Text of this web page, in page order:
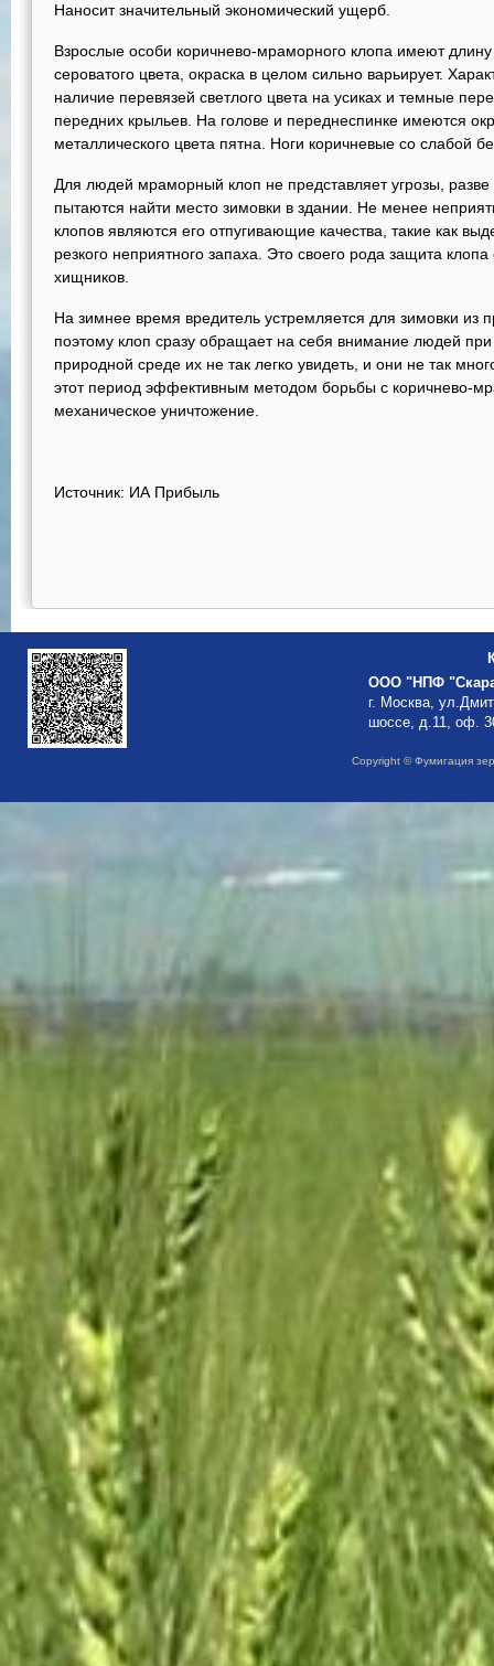
Наносит значительный экономический ущерб.
Взрослые особи коричнево-мраморного клопа имеют
сероватого цвета, окраска в целом сильно варьирует.
наличие перевязей светлого цвета на усиках и темные
передних крыльев. На голове и переднеспинке имеются
металлического цвета пятна. Ноги коричневые со слабой
Для людей мраморный клоп не представляет угрозы,
пытаются найти место зимовки в здании. Не менее
клопов являются его отпугивающие качества, такие как
резкого неприятного запаха. Это своего рода защита
хищников.
На зимнее время вредитель устремляется для зимовки из
поэтому клоп сразу обращает на себя внимание людей
природной среде их не так легко увидеть, и они не так
этот период эффективным методом борьбы с коричнево-
механическое уничтожение.
Источник: ИА Прибыль
ООО "НПФ
г. Москва,
шоссе, д.11, оф.
Copyright © Фумигация